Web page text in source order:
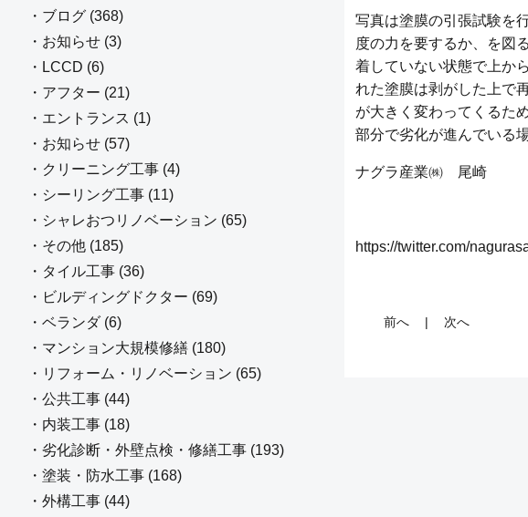
写真は塗膜の引張試験を
度の力を要するか、を図
着していない状態で上か
れた塗膜は剥がした上で
が大きく変わってくるた
部分で劣化が進んでいる
ナグラ産業㈱ 尾崎
https://twitter.com/
前へ 次へ
・ブログ (368)
・お知らせ (3)
・LCCD (6)
・アフター (21)
・エントランス (1)
・お知らせ (57)
・クリーニング工事 (4)
・シーリング工事 (11)
・シャレおつリノベーション (65)
・その他 (185)
・タイル工事 (36)
・ビルディングドクター (69)
・ベランダ (6)
・マンション大規模修繕 (180)
・リフォーム・リノベーション (65)
・公共工事 (44)
・内装工事 (18)
・劣化診断・外壁点検・修繕工事 (193)
・塗装・防水工事 (168)
・外構工事 (44)